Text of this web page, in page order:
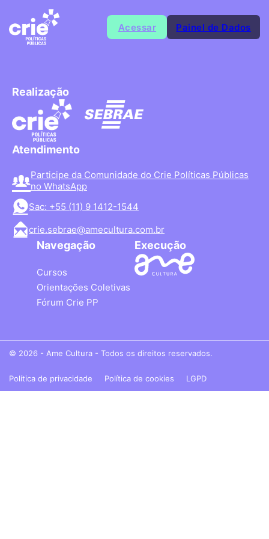
Acessar Painel de Dados
Realização
Atendimento
Participe da Comunidade do Crie Políticas Públicas
no WhatsApp
Sac: +55 (11) 9 1412-1544
crie.sebrae@amecultura.com.br
Navegação
Cursos
Orientações Coletivas
Fórum Crie PP
Execução
© 2026 - Ame Cultura - Todos os direitos reservados.
Política de privacidade Política de cookies LGPD